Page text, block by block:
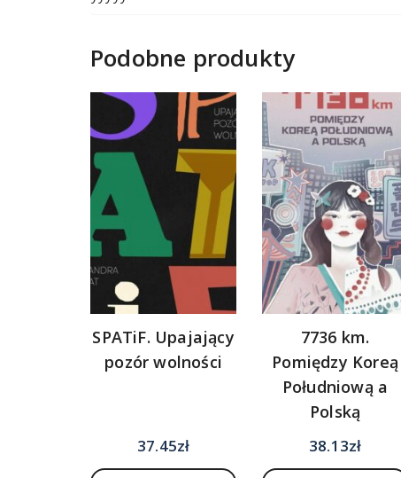
Podobne produkty
SPATiF. Upajający
pozór wolności
37.45zł
7736 km.
Pomiędzy Koreą
Południową a
Polską
38.13zł